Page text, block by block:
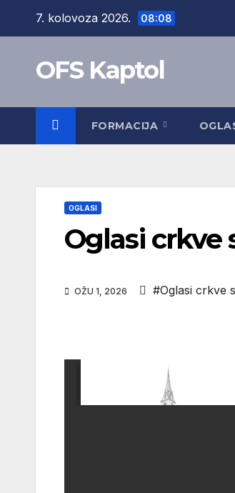
7. kolovoza 2026. 08:08
OFS Kaptol
FORMACIJA
OGLASI
Oglasi crkve
OŽU 1, 2026 #Oglasi crkve